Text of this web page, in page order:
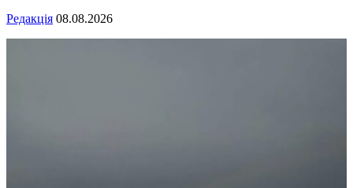
Редакція 08.08.2026